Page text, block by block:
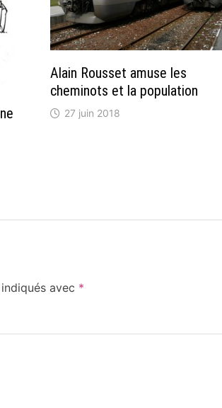
Alain Rousset amuse les
cheminots et la population
27 juin 2018
avec *